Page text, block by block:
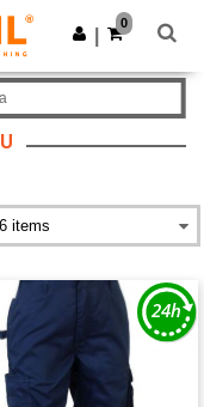
Scarica app
0